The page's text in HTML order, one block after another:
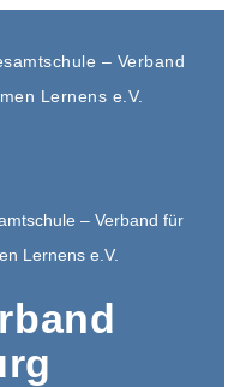
– Verband
Lernens e.V.
– Verband für
Lernens e.V.